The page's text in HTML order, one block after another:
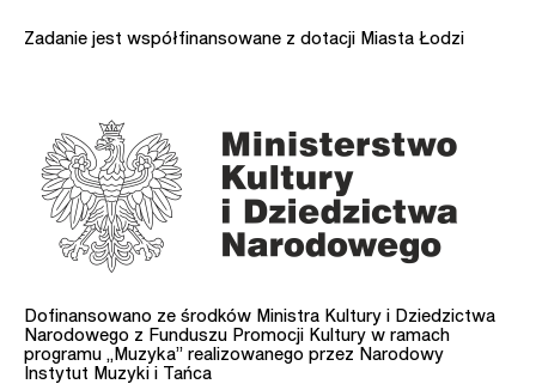
Zadanie jest współfinansowane z dotacji Miasta Łodzi
Dofinansowano ze środków Ministra Kultury i Dziedzictwa
Narodowego z Funduszu Promocji Kultury w ramach
programu „Muzyka” realizowanego przez Narodowy
Instytut Muzyki i Tańca